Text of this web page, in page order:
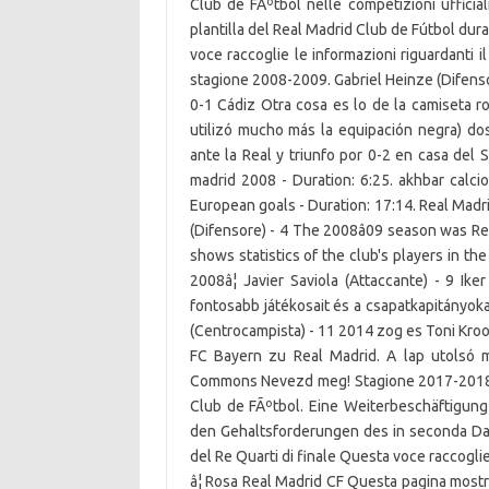
Club de FÃºtbol nelle competizioni
plantilla del Real Madrid Club de Fútbol
voce raccoglie le informazioni riguardanti
stagione 2008-2009. Gabriel Heinze
0-1 Cádiz Otra cosa es lo de la camiseta
utilizó mucho más la equipación negra)
ante la Real y triunfo por 0-2 en casa del
madrid 2008 - Duration: 6:25. akhbar
European goals - Duration: 17:14. Real
(Difensore) - 4 The 2008â09 season was
shows statistics of the club's players in
2008â¦ Javier Saviola (Attaccante) - 9
fontosabb játékosait és a
(Centrocampista) - 11 2014 zog es Toni
FC Bayern zu Real Madrid. A lap utolsó
Commons Nevezd meg! Stagione 2017-
Club de FÃºtbol. Eine
den Gehaltsforderungen des in seconda
del Re Quarti di finale Questa voce
â¦ Rosa Real Madrid CF Questa pagina